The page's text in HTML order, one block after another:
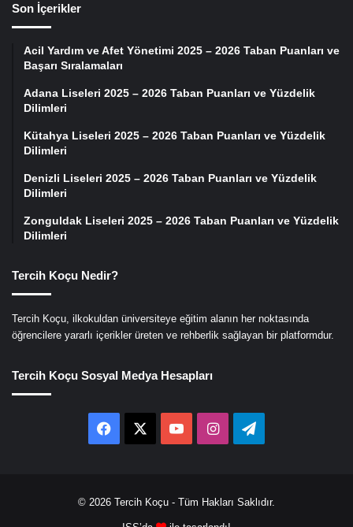
Son İçerikler
Acil Yardım ve Afet Yönetimi 2025 – 2026 Taban Puanları ve
Başarı Sıralamaları
Adana Liseleri 2025 – 2026 Taban Puanları ve Yüzdelik
Dilimleri
Kütahya Liseleri 2025 – 2026 Taban Puanları ve Yüzdelik
Dilimleri
Denizli Liseleri 2025 – 2026 Taban Puanları ve Yüzdelik
Dilimleri
Zonguldak Liseleri 2025 – 2026 Taban Puanları ve Yüzdelik
Dilimleri
Tercih Koçu Nedir?
Tercih Koçu, ilkokuldan üniversiteye eğitim alanın her noktasında
öğrencilere yararlı içerikler üreten ve rehberlik sağlayan bir platformdur.
Tercih Koçu Sosyal Medya Hesapları
Facebook YouTubeInstagramTelegram
© 2026 Tercih Koçu - Tüm Hakları Saklıdır.